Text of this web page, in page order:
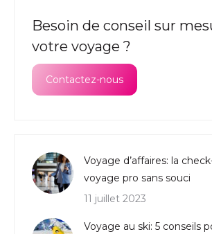
Besoin de conseil sur
votre voyage ?
Contactez-nous
Voyage d’affaires: la
voyage pro sans souci
11 juillet 2023
Voyage au ski: 5 conseils